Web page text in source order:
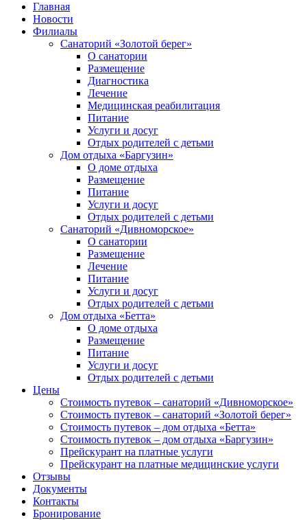
Главная
Новости
Филиалы
Санаторий «Золотой берег»
О санатории
Размещение
Диагностика
Лечение
Медицинская реабилитация
Питание
Услуги и досуг
Отдых родителей с детьми
Дом отдыха «Баргузин»
О доме отдыха
Размещение
Питание
Услуги и досуг
Отдых родителей с детьми
Санаторий «Дивноморское»
О санатории
Размещение
Лечение
Питание
Услуги и досуг
Отдых родителей с детьми
Дом отдыха «Бетта»
О доме отдыха
Размещение
Питание
Услуги и досуг
Отдых родителей с детьми
Цены
Стоимость путевок – санаторий «Дивноморское»
Стоимость путевок – санаторий «Золотой берег»
Стоимость путевок – дом отдыха «Бетта»
Стоимость путевок – дом отдыха «Баргузин»
Прейскурант на платные услуги
Прейскурант на платные медицинские услуги
Отзывы
Документы
Контакты
Бронирование